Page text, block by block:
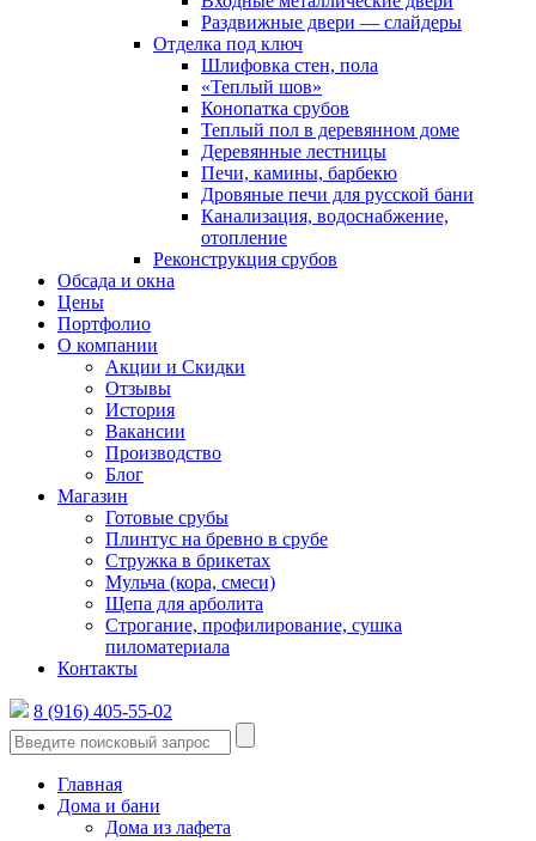
Раздвижные двери — слайдеры
Отделка под ключ
Шлифовка стен, пола
«Теплый шов»
Конопатка срубов
Теплый пол в деревянном доме
Деревянные лестницы
Печи, камины, барбекю
Дровяные печи для русской бани
Канализация, водоснабжение,
отопление
Реконструкция срубов
Обсада и окна
Цены
Портфолио
О компании
Акции и Скидки
Отзывы
История
Вакансии
Производство
Блог
Магазин
Готовые срубы
Плинтус на бревно в срубе
Стружка в брикетах
Мульча (кора, смеси)
Щепа для арболита
Строгание, профилирование, сушка
пиломатериала
Контакты
8 (916) 405-55-02
Главная
Дома и бани
Дома из лафета